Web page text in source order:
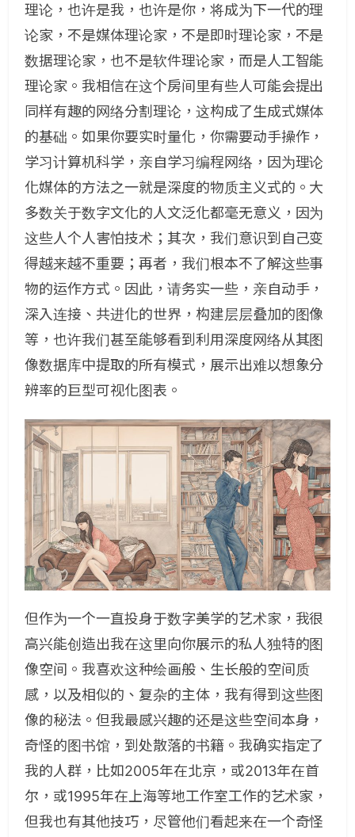
理论，也许是我，也许是你，将成为下一代的理
论家，不是媒体理论家，不是即时理论家，不是
数据理论家，也不是软件理论家，而是人工智能
理论家。我相信在这个房间里有些人可能会提出
同样有趣的网络分割理论，这构成了生成式媒体
的基础。如果你要实时量化，你需要动手操作，
学习计算机科学，亲自学习编程网络，因为理论
化媒体的方法之一就是深度的物质主义式的。大
多数关于数字文化的人文泛化都毫无意义，因为
这些人个人害怕技术；其次，我们意识到自己变
得越来越不重要；再者，我们根本不了解这些事
物的运作方式。因此，请务实一些，亲自动手，
深入连接、共进化的世界，构建层层叠加的图像
等，也许我们甚至能够看到利用深度网络从其图
像数据库中提取的所有模式，展示出难以想象分
辨率的巨型可视化图表。
但作为一个一直投身于数字美学的艺术家，我很
高兴能创造出我在这里向你展示的私人独特的图
像空间。我喜欢这种绘画般、生长般的空间质
感，以及相似的、复杂的主体，我有得到这些图
像的秘法。但我最感兴趣的还是这些空间本身，
奇怪的图书馆，到处散落的书籍。我确实指定了
我的人群，比如2005年在北京，或2013年在首
尔，或1995年在上海等地工作室工作的艺术家，
但我也有其他技巧，尽管他们看起来在一个奇怪